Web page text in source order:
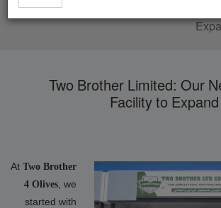
Two Brother Limited: Our New
Two Brother Limited: Our
Facility to
At Two Brother
4 Olives , we
started with